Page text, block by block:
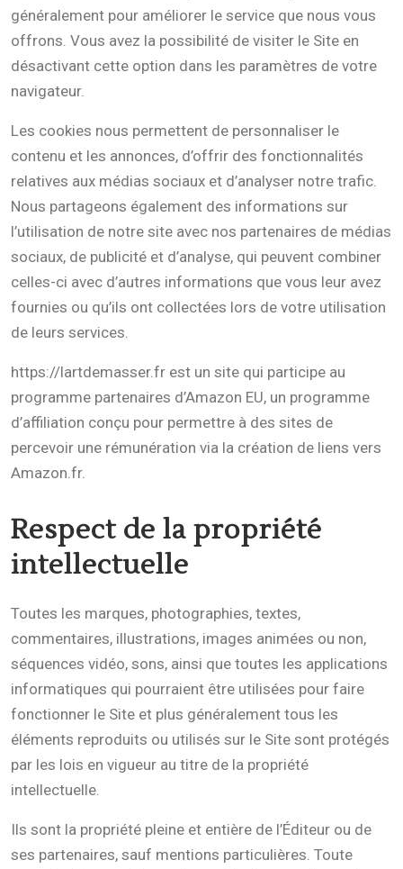
généralement pour améliorer le service que nous vous
offrons. Vous avez la possibilité de visiter le Site en
désactivant cette option dans les paramètres de votre
navigateur.
Les cookies nous permettent de personnaliser le
contenu et les annonces, d’offrir des fonctionnalités
relatives aux médias sociaux et d’analyser notre trafic.
Nous partageons également des informations sur
l’utilisation de notre site avec nos partenaires de médias
sociaux, de publicité et d’analyse, qui peuvent combiner
celles-ci avec d’autres informations que vous leur avez
fournies ou qu’ils ont collectées lors de votre utilisation
de leurs services.
https://lartdemasser.fr est un site qui participe au
programme partenaires d’Amazon EU, un programme
d’affiliation conçu pour permettre à des sites de
percevoir une rémunération via la création de liens vers
Amazon.fr.
Respect de la propriété
intellectuelle
Toutes les marques, photographies, textes,
commentaires, illustrations, images animées ou non,
séquences vidéo, sons, ainsi que toutes les applications
informatiques qui pourraient être utilisées pour faire
fonctionner le Site et plus généralement tous les
éléments reproduits ou utilisés sur le Site sont protégés
par les lois en vigueur au titre de la propriété
intellectuelle.
Ils sont la propriété pleine et entière de l’Éditeur ou de
ses partenaires, sauf mentions particulières. Toute